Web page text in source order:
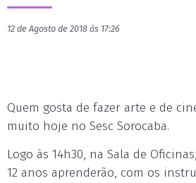
12 de Agosto de 2018 às 17:26
Quem gosta de fazer arte e de
muito hoje no Sesc Sorocaba.
Logo às 14h30, na Sala de
12 anos aprenderão, com os